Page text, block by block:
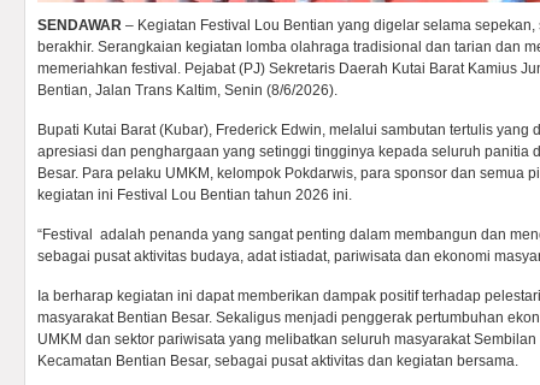
SENDAWAR – Kegiatan Festival Lou Bentian yang digelar selama
berakhir. Serangkaian kegiatan lomba olahraga tradisional dan tarian dan
memeriahkan festival. Pejabat (PJ) Sekretaris Daerah Kutai Barat Kamius
Bentian, Jalan Trans Kaltim, Senin (8/6/2026).
Bupati Kutai Barat (Kubar), Frederick Edwin, melalui sambutan tertulis yang
apresiasi dan penghargaan yang setinggi tingginya kepada seluruh panitia
Besar. Para pelaku UMKM, kelompok Pokdarwis, para sponsor dan semua
kegiatan ini Festival Lou Bentian tahun 2026 ini.
“Festival adalah penanda yang sangat penting dalam membangun dan
sebagai pusat aktivitas budaya, adat istiadat, pariwisata dan ekonomi
Ia berharap kegiatan ini dapat memberikan dampak positif terhadap
masyarakat Bentian Besar. Sekaligus menjadi penggerak pertumbuhan
UMKM dan sektor pariwisata yang melibatkan seluruh masyarakat
Kecamatan Bentian Besar, sebagai pusat aktivitas dan kegiatan bersama.